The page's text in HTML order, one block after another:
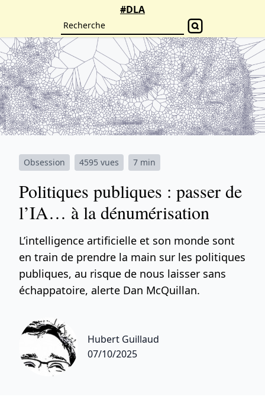
#DLA
Obsession 4595 vues 7 min
Politiques publiques : passer de
l’IA… à la dénumérisation
L’intelligence artificielle et son monde sont
en train de prendre la main sur les politiques
publiques, au risque de nous laisser sans
échappatoire, alerte Dan McQuillan.
Hubert Guillaud
07/10/2025